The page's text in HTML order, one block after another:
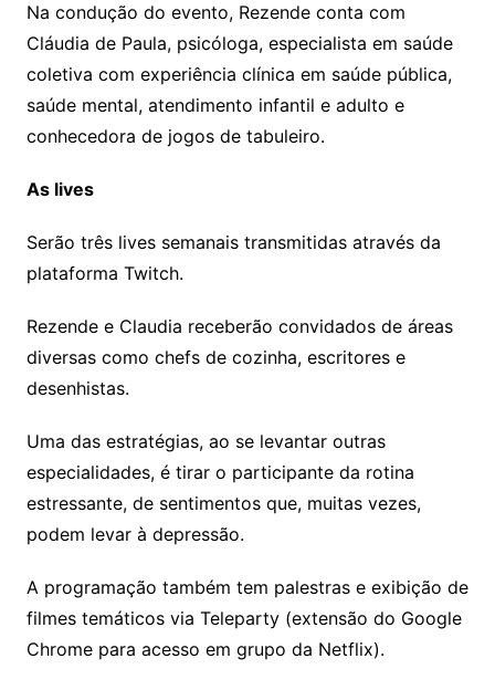
Na condução do evento, Rezende conta com
Cláudia de Paula, psicóloga, especialista em saúde
coletiva com experiência clínica em saúde pública,
saúde mental, atendimento infantil e adulto e
conhecedora de jogos de tabuleiro.
As lives
Serão três lives semanais transmitidas através da
plataforma Twitch.
Rezende e Claudia receberão convidados de áreas
diversas como chefs de cozinha, escritores e
desenhistas.
Uma das estratégias, ao se levantar outras
especialidades, é tirar o participante da rotina
estressante, de sentimentos que, muitas vezes,
podem levar à depressão.
A programação também tem palestras e exibição de
filmes temáticos via Teleparty (extensão do Google
Chrome para acesso em grupo da Netflix).